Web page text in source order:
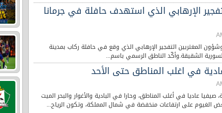
الإرهابي الذي استهدف حافلة في جرمانا
وشؤون المغتربين التفجير الإرهابي الذي وقع في حافلة ركاب بمدينة
الشقيقة.وأكّد الناطق الرسمي باسم...
في اغلب المناطق حتى الأحد
عاديا في أغلب المناطق، وحارا في البادية والأغوار والبحر الميت
الغيوم على ارتفاعات منخفضة في شمال المملكة، وتكون الرياح...